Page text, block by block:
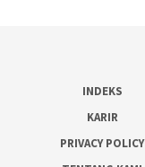
INDEKS
KARIR
PRIVACY POLICY